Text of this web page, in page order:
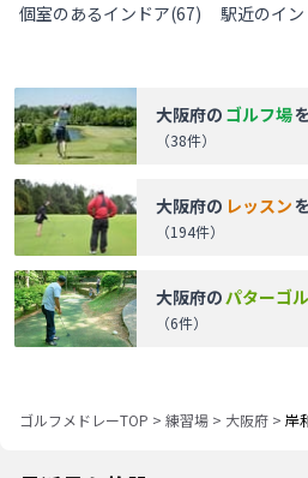
個室のあるインドア(67) 駅近のイン
大阪府の ゴルフ場
（38件）
大阪府の レッスン
（194件）
大阪府のパターゴ
（6件）
ゴルフメドレーTOP > 練習場 > 大阪府 > 岸